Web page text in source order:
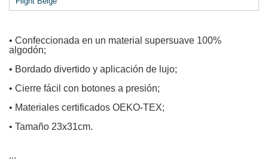
• Confeccionada en un material supersuave 100%
algodón;
• Bordado divertido y aplicación de lujo;
• Cierre fácil con botones a presión;
• Materiales certificados OEKO-TEX;
• Tamaño 23x31cm.
...